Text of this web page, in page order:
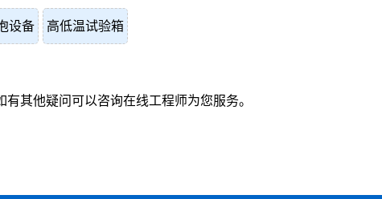
设备 高低温试验箱
有其他疑问可以咨询在线工程师为您服务。